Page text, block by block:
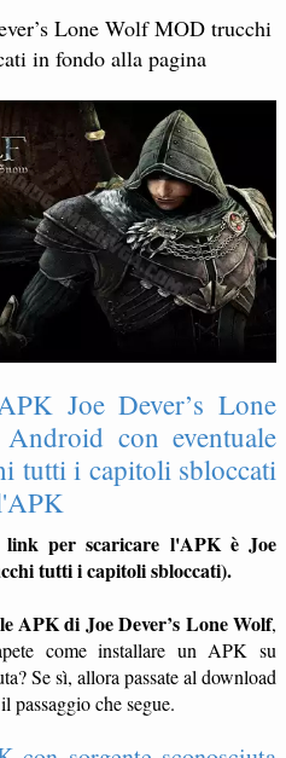
Lone Wolf MOD trucchi
in fondo alla pagina
Joe Dever’s Lone
con eventuale
tutti i capitoli sbloccati
link per scaricare l'APK è Joe
tutti i capitoli sbloccati).
APK di Joe Dever’s Lone Wolf,
come installare un APK su
Se sì, allora passate al download
che segue.